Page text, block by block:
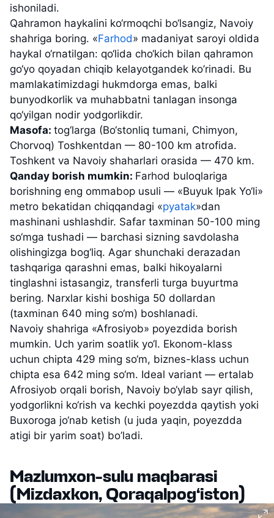
ishoniladi.
Qahramon haykalini ko‘rmoqchi bo‘lsangiz, Navoiy
shahriga boring. «Farhod» madaniyat saroyi oldida
haykal o‘rnatilgan: qo‘lida cho‘kich bilan qahramon
go‘yo qoyadan chiqib kelayotgandek ko’rinadi. Bu
mamlakatimizdagi hukmdorga emas, balki
bunyodkorlik va muhabbatni tanlagan insonga
qo‘yilgan nodir yodgorlikdir.
Masofa: tog‘larga (Bo‘stonliq tumani, Chimyon,
Chorvoq) Toshkentdan — 80-100 km atrofida.
Toshkent va Navoiy shaharlari orasida — 470 km.
Qanday borish mumkin: Farhod buloqlariga
borishning eng ommabop usuli — «Buyuk Ipak Yo‘li»
metro bekatidan chiqqandagi «pyatak»dan
mashinani ushlashdir. Safar taxminan 50-100 ming
so‘mga tushadi — barchasi sizning savdolasha
olishingizga bog‘liq. Agar shunchaki derazadan
tashqariga qarashni emas, balki hikoyalarni
tinglashni istasangiz, transferli turga buyurtma
bering. Narxlar kishi boshiga 50 dollardan
(taxminan 640 ming so‘m) boshlanadi.
Navoiy shahriga «Afrosiyob» poyezdida borish
mumkin. Uch yarim soatlik yo‘l. Ekonom-klass
uchun chipta 429 ming so‘m, biznes-klass uchun
chipta esa 642 ming so‘m. Ideal variant — ertalab
Afrosiyob orqali borish, Navoiy bo‘ylab sayr qilish,
yodgorlikni ko‘rish va kechki poyezdda qaytish yoki
Buxoroga jo‘nab ketish (u juda yaqin, poyezdda
atigi bir yarim soat) bo’ladi.
Mazlumxon-sulu maqbarasi
(Mizdaxkon, Qoraqalpog‘iston)